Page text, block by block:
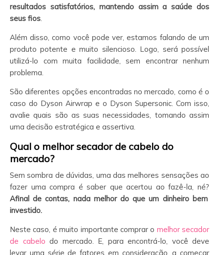
resultados satisfatórios, mantendo assim a saúde dos
seus fios.
Além disso, como você pode ver, estamos falando de um
produto potente e muito silencioso. Logo, será possível
utilizá-lo com muita facilidade, sem encontrar nenhum
problema.
São diferentes opções encontradas no mercado, como é o
caso do Dyson Airwrap e o Dyson Supersonic. Com isso,
avalie quais são as suas necessidades, tomando assim
uma decisão estratégica e assertiva.
Qual o melhor secador de cabelo do
mercado?
Sem sombra de dúvidas, uma das melhores sensações ao
fazer uma compra é saber que acertou ao fazê-la, né?
Afinal de contas, nada melhor do que um dinheiro bem
investido.
Neste caso, é muito importante comprar o melhor secador
de cabelo do mercado. E, para encontrá-lo, você deve
levar uma série de fatores em consideração, a começar